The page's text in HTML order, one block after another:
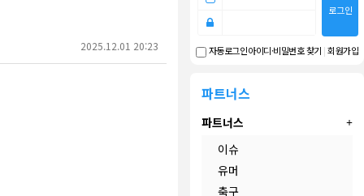
2025.12.01 20:23
로그인
자동로그인아이디·비밀번호 찾기 |회원가입
파트너스
파트너스
이슈
유머
축구